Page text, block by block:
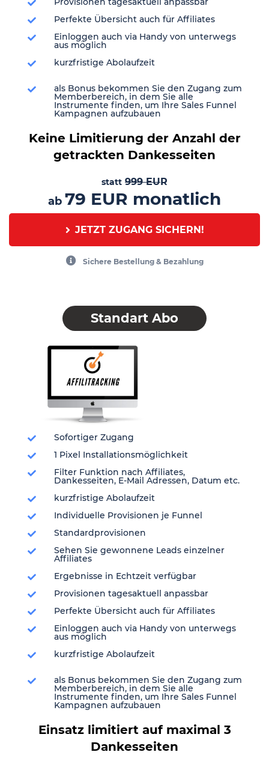
Perfekte Übersicht auch für Affiliates
Einloggen auch via Handy von unterwegs
aus möglich
kurzfristige Abolaufzeit
als Bonus bekommen Sie den Zugang zum
Memberbereich, in dem Sie alle
Instrumente finden, um Ihre Sales Funnel
Kampagnen aufzubauen
Keine Limitierung der Anzahl der
getrackten Dankesseiten
statt 999 EU R
ab 79 EUR monatlich
JETZT ZUGANG SICHERN!
Sichere Bestellung & Bezahlung
Standart Abo
Sofortiger Zugang
1 Pixel Installationsmöglichkeit
Filter Funktion nach Affiliates,
Dankesseiten, E-Mail Adressen, Datum etc.
kurzfristige Abolaufzeit
Individuelle Provisionen je Funnel
Standardprovisionen
Sehen Sie gewonnene Leads einzelner
Affiliates
Ergebnisse in Echtzeit verfügbar
Provisionen tagesaktuell anpassbar
Perfekte Übersicht auch für Affiliates
Einloggen auch via Handy von unterwegs
aus möglich
kurzfristige Abolaufzeit
als Bonus bekommen Sie den Zugang zum
Memberbereich, in dem Sie alle
Instrumente finden, um Ihre Sales Funnel
Kampagnen aufzubauen
Einsatz limitiert auf maximal 3
Dankesseiten